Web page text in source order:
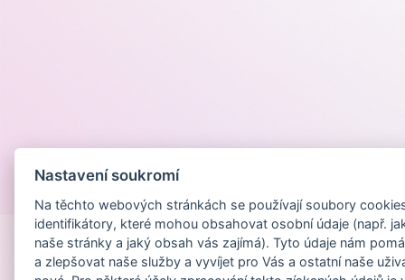
Nastavení soukromí
Na těchto webových stránkách se používají soubory
identifikátory, které mohou obsahovat osobní údaje (např.
naše stránky a jaký obsah vás zajímá). Tyto údaje nám
a zlepšovat naše služby a vyvíjet pro Vás a ostatní naše